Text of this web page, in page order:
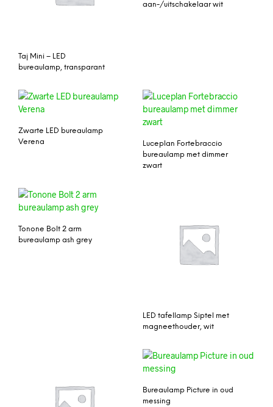
Taj Mini – LED
bureaulamp, transparant
aan-/uitschakelaar wit
Zwarte LED bureaulamp
Verena
Luceplan Fortebraccio
bureaulamp met dimmer
zwart
Tonone Bolt 2 arm
bureaulamp ash grey
LED tafellamp Siptel met
magneethouder, wit
Bureaulamp Picture in oud
messing